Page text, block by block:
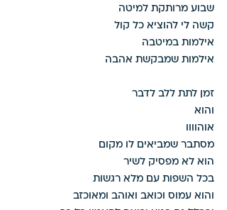
שבוע מרותקת למיטה
קשה לי להוציא כל קול
אילמות במיטבה
אילמות שמבקשת אהבה
זמן לתת ללב לדבר
והוא
אוהוווו
מסתבר שמביאים לו מקום
הוא לא מפסיק לשיר
בכל השפות עם מלא רגשות
והוא עמוס וכואב ואוהב ומאוכזב